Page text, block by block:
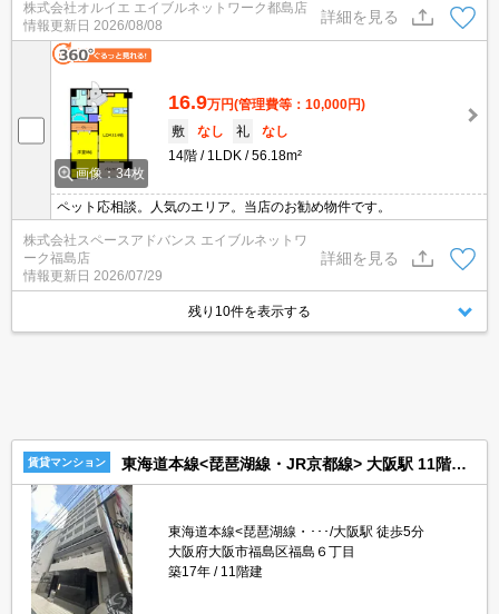
お迎えサービスも実施中です。詳しくは「エイブルネットワーク都
島店」０１２０－０１０－７９９にお気軽にお問合せ下さい♪
株式会社オルイエ エイブルネットワーク都島店
情報更新日 2026/08/08
詳細を見る
画像：34枚
16.9万円(管理費等：10,000円)
敷
なし 礼
なし
14階
1LDK 56.18m²
ペット応相談。人気のエリア。当店のお勧め物件です。
株式会社スペースアドバンス エイブルネットワ
ーク福島店
情報更新日 2026/07/29
詳細を見る
残り10件を表示する
賃貸マンション 東海道本線<琵琶湖線・JR京都線> 大阪駅 11階建 築17年
東海道本線<琵琶湖線・･･･/大阪駅 徒歩5分
大阪府大阪市福島区福島６丁目
築17年
11階建